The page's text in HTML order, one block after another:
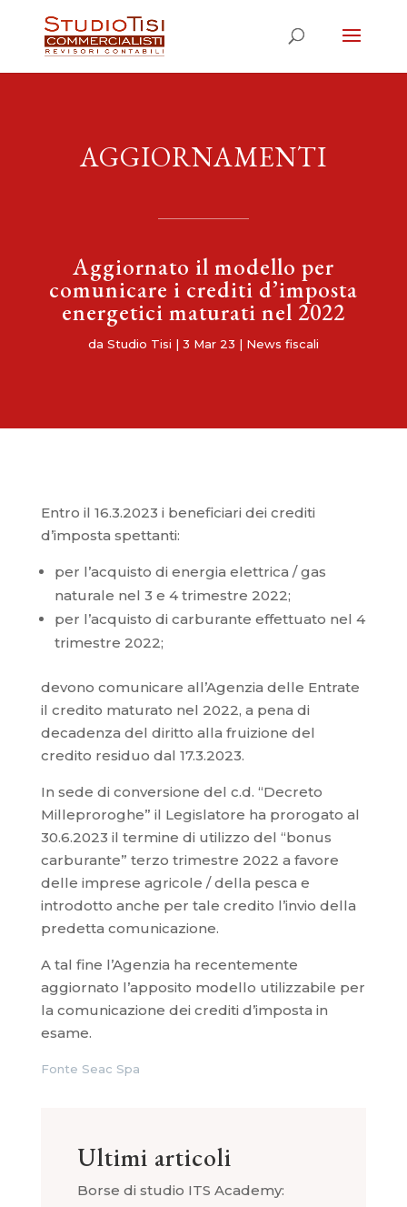
AGGIORNAMENTI
Aggiornato il modello per
comunicare i crediti d’imposta
energetici maturati nel 2022
da Studio Tisi | 3 Mar 23 | News fiscali
Entro il 16.3.2023 i beneficiari dei crediti
d’imposta spettanti:
per l’acquisto di energia elettrica / gas
naturale nel 3 e 4 trimestre 2022;
per l’acquisto di carburante effettuato nel 4
trimestre 2022;
devono comunicare all’Agenzia delle Entrate
il credito maturato nel 2022, a pena di
decadenza del diritto alla fruizione del
credito residuo dal 17.3.2023.
In sede di conversione del c.d. “Decreto
Milleproroghe” il Legislatore ha prorogato al
30.6.2023 il termine di utilizzo del “bonus
carburante” terzo trimestre 2022 a favore
delle imprese agricole / della pesca e
introdotto anche per tale credito l’invio della
predetta comunicazione.
A tal fine l’Agenzia ha recentemente
aggiornato l’apposito modello utilizzabile per
la comunicazione dei crediti d’imposta in
esame.
Fonte Seac Spa
Ultimi articoli
Borse di studio ITS Academy: